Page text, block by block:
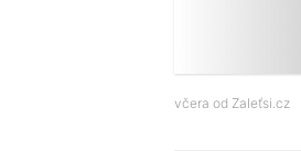
včera od Zaleťsi.cz